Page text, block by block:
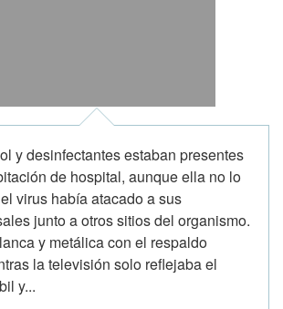
y desinfectantes estaban presentes
de hospital, aunque ella no lo
virus había atacado a sus
junto a otros sitios del organismo.
y metálica con el respaldo
la televisión solo reflejaba el
y...